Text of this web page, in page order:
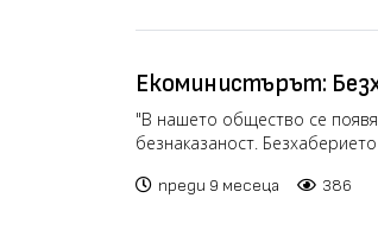
Екоминистърът:
седмица отне
"В нашето общество се
безнаказаност.
преди 9 месеца 386